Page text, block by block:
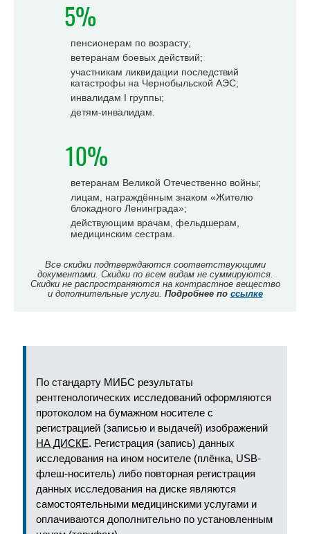
5%
пенсионерам по возрасту;
ветеранам боевых действий;
участникам ликвидации последствий
катастрофы на Чернобыльской АЭС;
инвалидам I группы;
детям-инвалидам.
10%
ветеранам Великой Отечественно войны;
лицам, награждённым знаком «Жителю
блокадного Ленинграда»;
действующим врачам, фельдшерам,
медицинским сестрам.
Все скидки подтверждаются соответствующими
документами. Скидки по всем видам не суммируются.
Скидки не распространяются на контрастное вещество
и дополнительные услуги. Подробнее по ссылке
По стандарту МИБС результаты
рентгенологических исследований оформляются
протоколом на бумажном носителе с
регистрацией (записью и выдачей) изображений
НА ДИСКЕ. Регистрация (запись) данных
исследования на ином носителе (плёнка, USB-
флеш-носитель) либо повторная регистрация
данных исследования на диске являются
самостоятельными медицинскими услугами и
оплачиваются дополнительно по установленным